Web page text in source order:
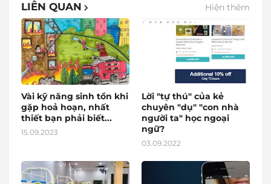
LIÊN QUAN Hiện thêm
Vài kỹ năng sinh tồn khi
gặp hoả hoạn, nhất
thiết bạn phải biết...
15.09.2023
Lời "tự thú" của kẻ
chuyên "dụ" "con nhà
người ta" học ngoại
ngữ?
03.09.2022